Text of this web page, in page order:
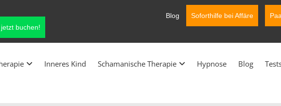
buchen!
Blog Soforthilfe bei Affäre
Inneres Kind Schamanische Therapie Hypnose Blog